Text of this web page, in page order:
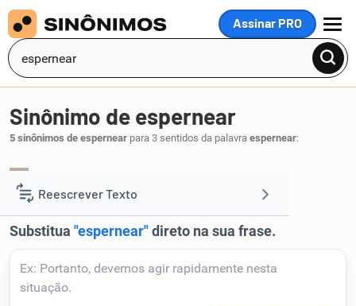
Assinar PRO
MENU
Reescrever Texto
Resumir Texto
Corrigir Texto
Sinônimo de espernear
5 sinônimos de espernear para 3 sentidos da palavra espernear: